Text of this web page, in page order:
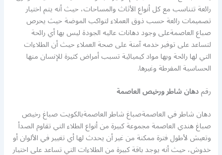
رائعة تتناسب مع كل أنواع الأثاث والمساحات، حيث أنه يتم اختيار
تصميمات رائعة حسب ذوق العملاء لتواكب الموضة حيث يحرص
صباع العاصمةعلى وجود دهانات عاليه الجودة ليس بها أي رائحة
لتساعد على توفير خدمه آمنة على صحة العملاء حيث أن الطلاءات
التي لها رائحة وبها مواد كيميائية تسبب أمراض كثيرة للإنسان منها
الحساسية المفرطة وغيرها.
رقمدهان شاطر ورخيص العاصمة
دهان شاطر في العاصمةصباغ شاطر العاصمةبالكويت صباغ رخيص
صباغ هندي العاصمة مجموعة كبيرة من أنواع الطلاء التي تقاوم الصدأ
وتعيش لأطول فترة ممكنة من غير أن يحدث لها أي تغيير في الألوان أو
خدوش، حيث أنه يوجد باقة كبيرة من الطلاءات التي تساعد على اختيار